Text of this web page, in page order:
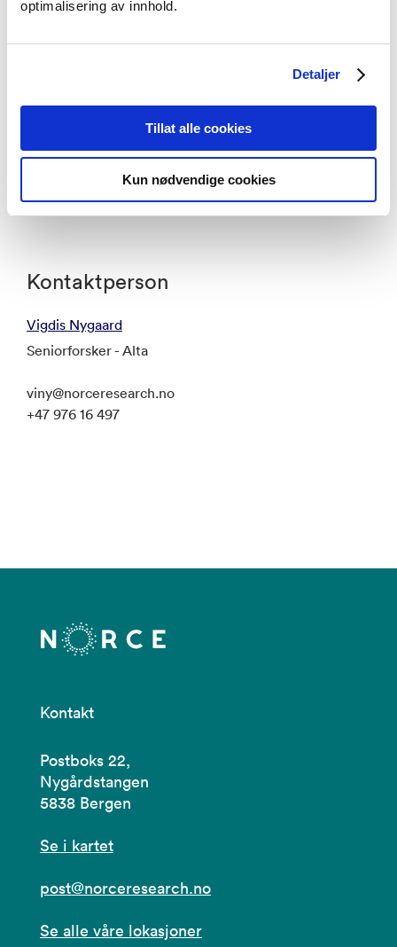
optimalisering av innhold.
Detaljer
Tillat alle cookies
Kun nødvendige cookies
Partnerne i prosjektet SamiWay
Kontaktperson
Vigdis Nygaard
Seniorforsker - Alta
viny@norceresearch.no
+47 976 16 497
Kontakt
Postboks 22,
Nygårdstangen
5838 Bergen
Se i kartet
post@norceresearch.no
Se alle våre lokasjoner